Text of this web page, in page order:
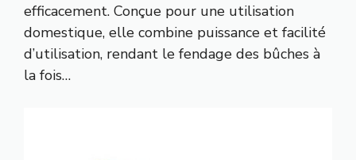
efficacement. Conçue pour une utilisation
domestique, elle combine puissance et facilité
d’utilisation, rendant le fendage des bûches à
la fois…